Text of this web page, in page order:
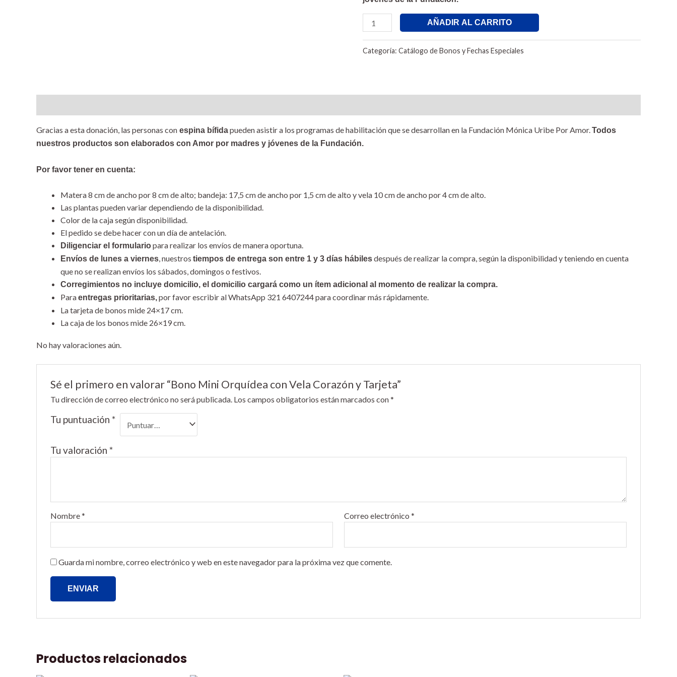
AÑADIR AL CARRITO
Categoría: Catálogo de Bonos y Fechas Especiales
Gracias a esta donación, las personas con espina bífidapueden asistir a los programas de habilitación que se desarrollan en la Fundación Mónica Uribe Por Amor.Todos
nuestros productos son elaborados con Amor por madres y jóvenes de la Fundación.
Por favor tener en cuenta:
Matera 8 cm de ancho por 8 cm de alto; bandeja: 17,5 cm de ancho por 1,5 cm de alto y vela 10 cm de ancho por 4 cm de alto.
Las plantas pueden variar dependiendo de la disponibilidad.
Color de la caja según disponibilidad.
El pedido se debe hacer con un día de antelación.
Diligenciar el formulariopara realizar los envíos de manera oportuna.
Envíos de lunes a viernes, nuestros tiempos de entrega son entre 1 y 3 días hábilesdespués de realizar la compra, según la disponibilidad y teniendo en cuenta
que no se realizan envíos los sábados, domingos o festivos.
Corregimientos no incluye domicilio, el domicilio cargará como un ítem adicional al momento de realizar la compra.
Paraentregas prioritarias,por favor escribir al WhatsApp 321 6407244 para coordinar más rápidamente.
La tarjeta de bonos mide 24×17 cm.
La caja de los bonos mide 26×19 cm.
No hay valoraciones aún.
Sé el primero en valorar “Bono Mini Orquídea con Vela Corazón y Tarjeta”
Tu dirección de correo electrónico no será publicada. Los campos obligatorios están marcados con*
Tu puntuación *
Tu valoración *
Nombre* Correo electrónico*
Guarda mi nombre, correo electrónico y web en este navegador para la próxima vez que comente.
Productos relacionados